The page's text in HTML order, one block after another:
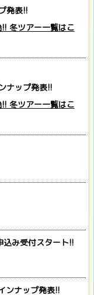
発表!!
冬ツアー一覧はこ
ナップ発表!!
冬ツアー一覧はこ
込み受付スタート!!
ンナップ発表!!